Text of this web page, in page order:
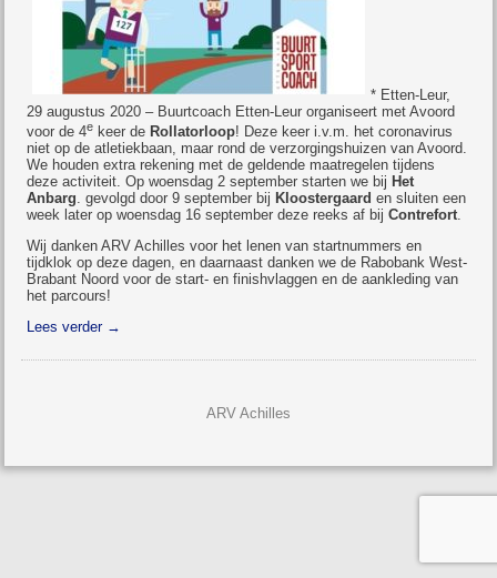
* Etten-Leur,
29 augustus 2020 – Buurtcoach Etten-Leur organiseert met Avoord
voor de 4e keer de Rollatorloop! Deze keer i.v.m. het coronavirus
niet op de atletiekbaan, maar rond de verzorgingshuizen van Avoord.
We houden extra rekening met de geldende maatregelen tijdens
deze activiteit. Op woensdag 2 september starten we bij Het
Anbarg. gevolgd door 9 september bij Kloostergaard en sluiten een
week later op woensdag 16 september deze reeks af bijContrefort.
Wij danken ARV Achilles voor het lenen van startnummers en
tijdklok op deze dagen, en daarnaast danken we de Rabobank West-
Brabant Noord voor de start- en finishvlaggen en de aankleding van
het parcours!
Lees verder →
ARV Achilles